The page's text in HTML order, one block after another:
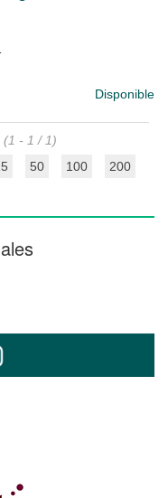
Disponible
(1 - 1 / 1)
50 100 200